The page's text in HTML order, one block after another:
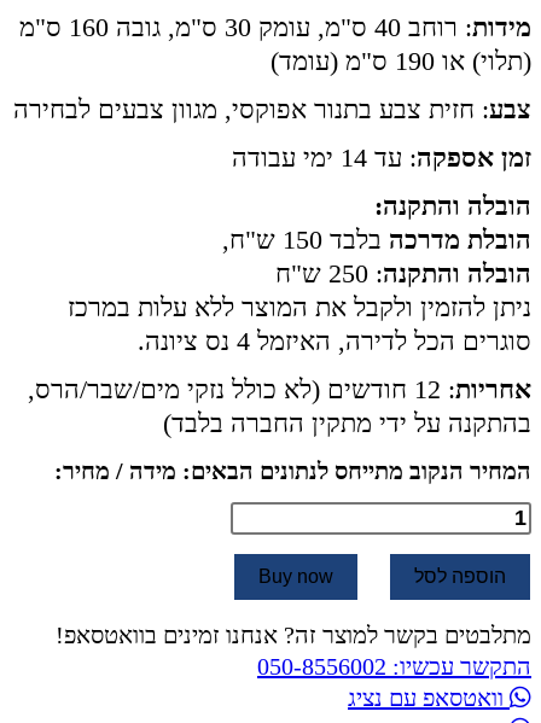
מידות
: רוחב 40 ס"מ, עומק 30 ס"מ, גובה 160 ס"מ
(תלוי) או 190 ס"מ (עומד)
צבע: חזית צבע בתנור אפוקסי, מגוון צבעים לבחירה
זמן אספקה: עד 14 ימי עבודה
הובלה והתקנה:
הובלת מדרכהבלבד 150 ש"ח,
הובלה והתקנה: 250 ש"ח
ניתן להזמין ולקבל את המוצר ללא עלות במרכז
סוגרים הכל לדירה, האיזמל 4 נס ציונה.
אחריות
: 12 חודשים (לא כולל נזקי מים/שבר/הרס,
בהתקנה על ידי מתקין החברה בלבד)
המחיר הנקוב מתייחס לנתונים הבאים: מידה / מחיר:
כמות
ארון
לאמבטיה
עומד
הוספה לסל Buy now
מתלבטים בקשר למוצר זה? אנחנו זמינים בוואטסאפ!
התקשר עכשיו: 050-8556002
וואטסאפ עם נציג